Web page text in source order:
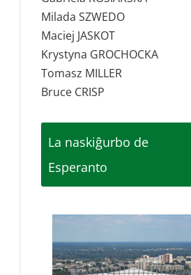
Milada SZWEDO
Maciej JASKOT
Krystyna GROCHOCKA
Tomasz MILLER
Bruce CRISP
La naskiĝurbo de
Esperanto